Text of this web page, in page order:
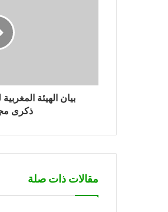
بيان الهيئة
ذكرى
مقالات ذات صلة